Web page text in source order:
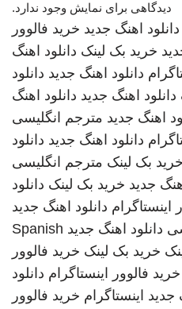
دیدگاهی برای نمایش وجود ندارد.
دانلود اهنگ جدید خرید فالوور
خرید بک لینک دانلود اهنگ
دانلود اهنگ جدید دانلود
دانلود اهنگ جدید دانلود اهنگ
اهنگ جدید مترجم انگلیسی
دانلود اهنگ جدید دانلود
خرید بک لینک مترجم انگلیسی
جدید خرید بک لینک دانلود
اینستاگرام دانلود اهنگ جدید
دانلود اهنگ جدید Spanish
خرید بک لینک خرید فالوور
خرید فالوور اینستاگرام دانلود
جدید اینستاگرام خرید فالوور